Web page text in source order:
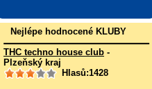
Nejlépe hodnocené KLUBY
THC techno house club -
Plzeňský kraj
Hlasů:1428